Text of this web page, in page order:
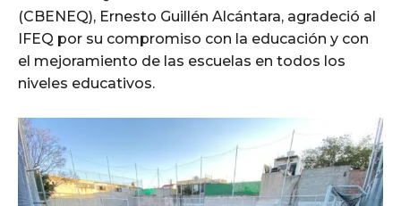
(CBENEQ), Ernesto Guillén Alcántara, agradeció al
IFEQ por su compromiso con la educación y con
el mejoramiento de las escuelas en todos los
niveles educativos.